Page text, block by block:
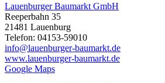
Lauenburger Baumarkt GmbH
Reeperbahn 35
21481 Lauenburg
Telefon: 04153-59010
info@lauenburger-baumarkt.de
www.lauenburger-baumarkt.de
Google Maps